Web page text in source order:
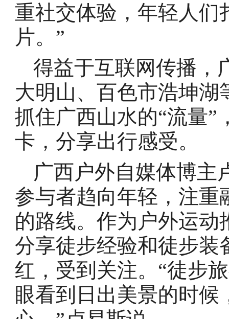
重社交体验，年轻人们
片。”
得益于互联网传播，
大明山、百色市浩坤
抓住广西山水的“流量
卡，分享出行感受。
广西户外自媒体博主
参与者趋向年轻，注重
的路线。作为户外运
分享徒步经验和徒步装
红，受到关注。“徒步
眼看到日出美景的时